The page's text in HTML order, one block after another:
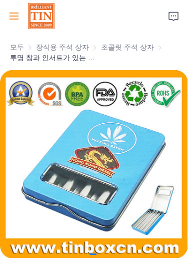
모두 장식용 주석 상자 장식용 주석 상자
초콜릿 주석 상자 초콜릿 주석
집
회사
제품
박람회 2026
인증서
지속 가능성
소식